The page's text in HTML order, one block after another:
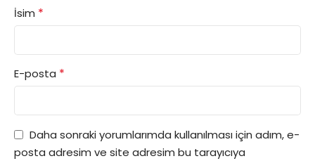
İsim *
E-posta *
Daha sonraki yorumlarımda kullanılması için adım, e-
posta adresim ve site adresim bu tarayıcıya